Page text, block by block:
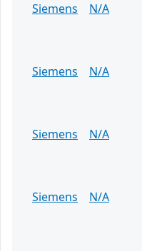
Siemens
N/A
Siemens
N/A
Siemens
N/A
Siemens
N/A